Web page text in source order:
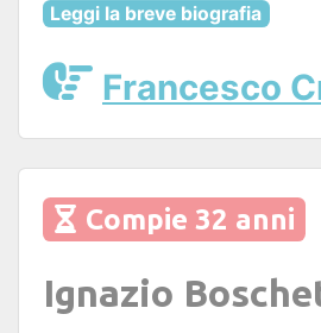
Leggi la breve biografia
Francesco
Compie 32 anni
Ignazio